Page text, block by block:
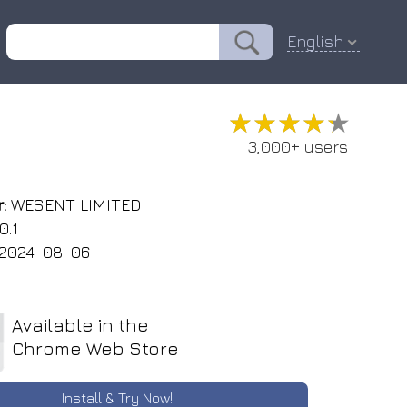
English
★★★★★
★★★★★
3,000+ users
WESENT LIMITED
2024-08-06
Available in the
Chrome Web Store
Install & Try Now!